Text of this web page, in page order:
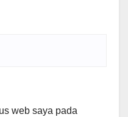
web saya pada